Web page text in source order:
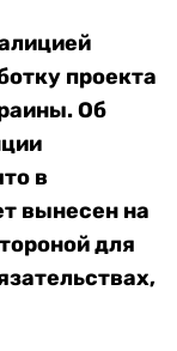
проекта
Об
в
вынесен на
для